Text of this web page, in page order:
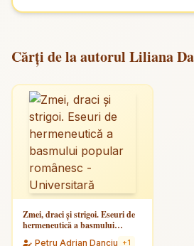
Cărți de la autorul Liliana
Zmei, draci și strigoi. Eseuri de
hermeneutică a basmului
Petru Adrian Danciu +1